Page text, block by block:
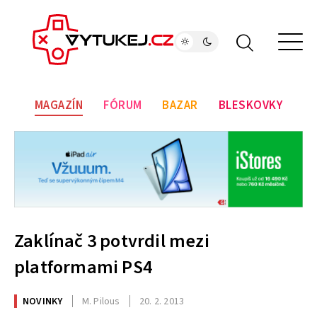
MAGAZÍN FÓRUM BAZAR BLESKOVKY
Zaklínač 3 potvrdil mezi
platformami PS4
NOVINKY M. Pilous 20. 2. 2013